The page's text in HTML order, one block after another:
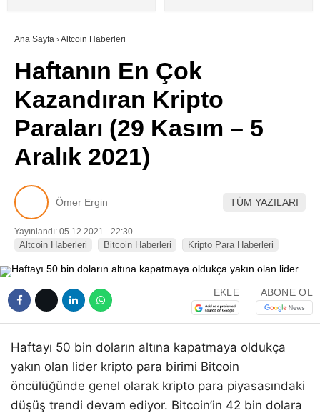
TikTok
SÖZLÜK
Ana Sayfa ›Altcoin Haberleri
Haftanın En Çok
Kazandıran Kripto
Paraları (29 Kasım – 5
Aralık 2021)
Ömer Ergin TÜM YAZILARI
Yayınlandı: 05.12.2021 - 22:30
Altcoin Haberleri Bitcoin Haberleri Kripto Para Haberleri
EKLE ABONE OL
Haftayı 50 bin doların altına kapatmaya oldukça
yakın olan lider kripto para birimi Bitcoin
öncülüğünde genel olarak kripto para piyasasındaki
düşüş trendi devam ediyor. Bitcoin’in 42 bin dolara